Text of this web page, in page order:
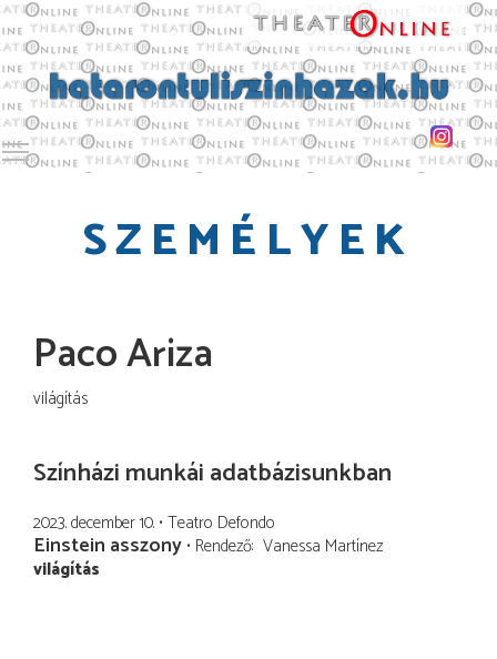
Toggle main menu visibility
SZEMÉLYEK
Paco Ariza
világítás
Színházi munkái adatbázisunkban
2023. december 10. Teatro Defondo
Einstein asszony Rendező Vanessa Martínez
világítás